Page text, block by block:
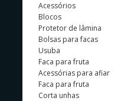
Acessórios
Blocos
Protetor de lâmina
Bolsas para facas
Usuba
Faca para fruta
Acessórias para afiar
Faca para fruta
Corta unhas